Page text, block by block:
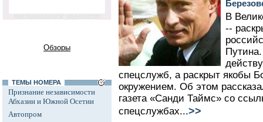
Обзоры
ТЕМЫ НОМЕРА
Признание независимости
Абхазии и Южной Осетии
Автопром
В
--
спецслужб, а раскрыт якобы
окружением. Об этом
газета «Санди Таймс» со
спецслужбах...>>